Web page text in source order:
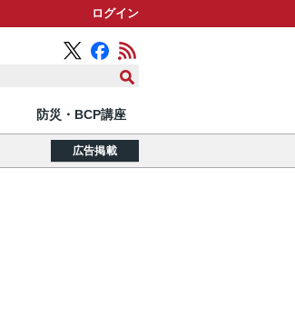
ログイン
防災・BCP講座
広告掲載